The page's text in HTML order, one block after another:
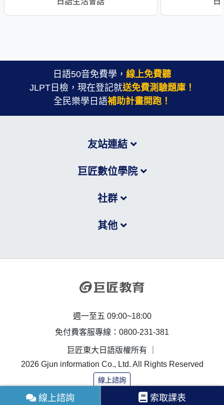
日語50音免費學， 線上免費聽
JLPT日檢，現在登記就送免費測驗題庫！
全民樂學日語補助計畫開跑！
友站連結
巨匠數位學院
社群
其他
週一至五 09:00~18:00
免付費客服專線：0800-231-381
巨匠東大日語版權所有 ｜
2026 Gjun information Co., Ltd. All Rights Reserved
線上諮詢
線上諮詢 索取課表